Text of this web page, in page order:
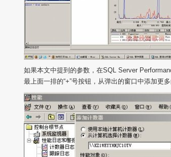
如果本文中提到的参数，在SQL Server
最上面一排的“+”号按钮，从弹出的窗口中添加更